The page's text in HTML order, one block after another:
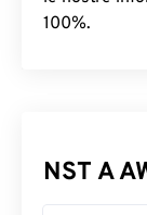
100%.
NST A